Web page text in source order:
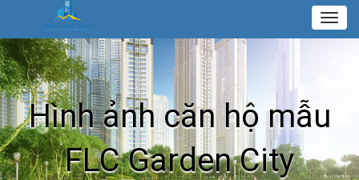
Toggle
Hình ảnh căn hộ mẫu
FLC Garden City